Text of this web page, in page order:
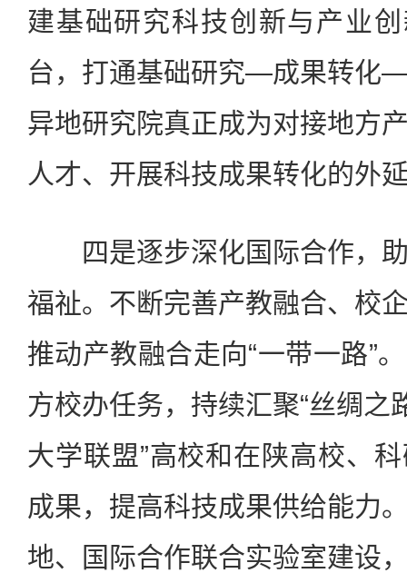
建基础研究科技创新与产业
台，打通基础研究—成果转化
异地研究院真正成为对接地方
人才、开展科技成果转化的外
四是逐步深化国际合作，助
福祉。不断完善产教融合、校
推动产教融合走向“一带一路”
方校办任务，持续汇聚“丝绸之
大学联盟”高校和在陕高校、
成果，提高科技成果供给能力
地、国际合作联合实验室建设